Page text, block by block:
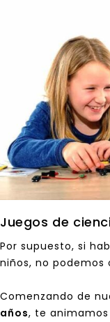
Juegos de
Por supuesto, si
niños, no podemos
Comenzando de
años, te